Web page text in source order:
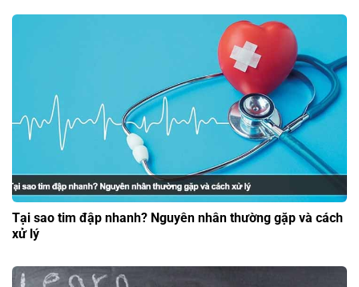
Tại sao tim đập nhanh? Nguyên nhân thường gặp và cách
xử lý